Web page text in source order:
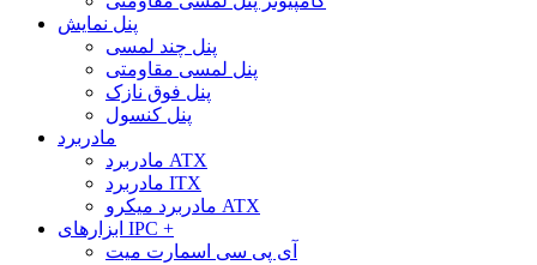
پنل نمایش
پنل چند لمسی
پنل لمسی مقاومتی
پنل فوق نازک
پنل کنسول
مادربرد
مادربرد ATX
مادربرد ITX
مادربرد میکرو ATX
ابزارهای IPC +
آی پی سی اسمارت میت